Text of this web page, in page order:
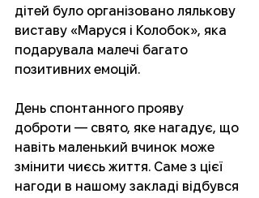
дітей було організовано лялькову
виставу «Маруся і Колобок», яка
подарувала малечі багато
позитивних емоцій.
День спонтанного прояву
доброти — свято, яке нагадує, що
навіть маленький вчинок може
змінити чиєсь життя. Саме з цієї
нагоди в нашому закладі відбувся